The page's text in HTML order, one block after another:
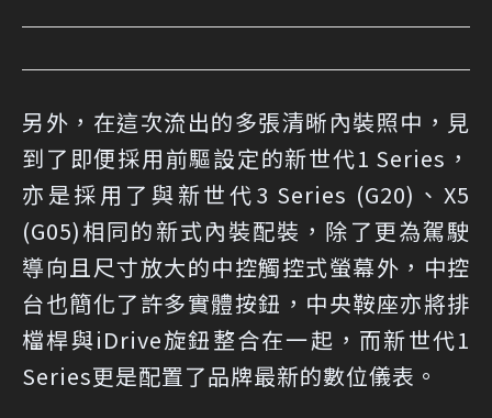
另外，在這次流出的多張清晰內裝照中，見
到了即便採用前驅設定的新世代1 Series，
亦是採用了與新世代3 Series (G20)、X5
(G05)相同的新式內裝配裝，除了更為駕駛
導向且尺寸放大的中控觸控式螢幕外，中控
台也簡化了許多實體按鈕，中央鞍座亦將排
檔桿與iDrive旋鈕整合在一起，而新世代1
Series更是配置了品牌最新的數位儀表。